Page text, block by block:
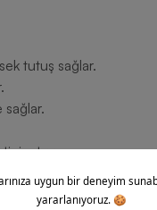
tutuş sağlar.
sağlar.
artırır.
açısından